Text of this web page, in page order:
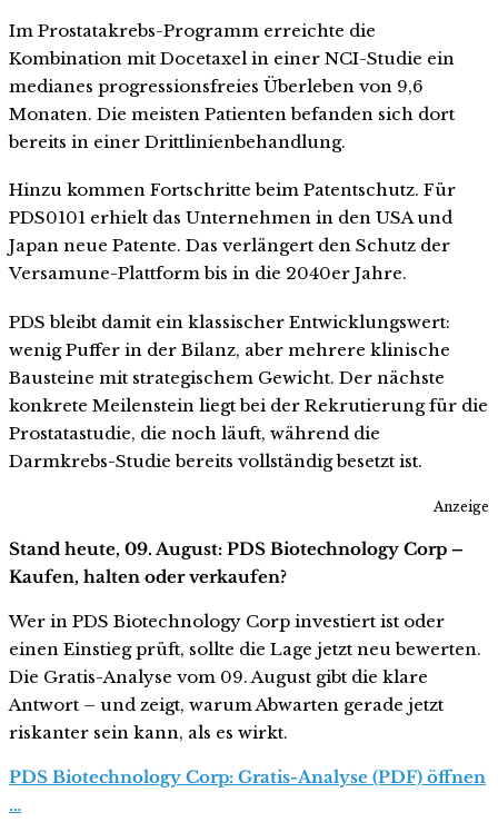
Im Prostatakrebs-Programm erreichte die
Kombination mit Docetaxel in einer NCI-Studie ein
medianes progressionsfreies Überleben von 9,6
Monaten. Die meisten Patienten befanden sich dort
bereits in einer Drittlinienbehandlung.
Hinzu kommen Fortschritte beim Patentschutz. Für
PDS0101 erhielt das Unternehmen in den USA und
Japan neue Patente. Das verlängert den Schutz der
Versamune-Plattform bis in die 2040er Jahre.
PDS bleibt damit ein klassischer Entwicklungswert:
wenig Puffer in der Bilanz, aber mehrere klinische
Bausteine mit strategischem Gewicht. Der nächste
konkrete Meilenstein liegt bei der Rekrutierung für die
Prostatastudie, die noch läuft, während die
Darmkrebs-Studie bereits vollständig besetzt ist.
Anzeige
Stand heute, 09. August: PDS Biotechnology Corp –
Kaufen, halten oder verkaufen?
Wer in PDS Biotechnology Corp investiert ist oder
einen Einstieg prüft, sollte die Lage jetzt neu bewerten.
Die Gratis-Analyse vom 09. August gibt die klare
Antwort – und zeigt, warum Abwarten gerade jetzt
riskanter sein kann, als es wirkt.
PDS Biotechnology Corp: Gratis-Analyse (PDF) öffnen
…